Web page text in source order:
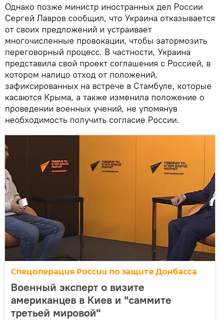
Однако позже министр иностранных дел России
Сергей Лавров сообщил, что Украина отказывается
от своих предложений и устраивает
многочисленные провокации, чтобы затормозить
переговорный процесс. В частности, Украина
представила свой проект соглашения с Россией, в
котором налицо отход от положений,
зафиксированных на встрече в Стамбуле, которые
касаются Крыма, а также изменила положение о
проведении военных учений, не упомянув
необходимость получить согласие России.
Спецоперация России по защите Донбасса
Военный эксперт о визите
американцев в Киев и "саммите
третьей мировой"